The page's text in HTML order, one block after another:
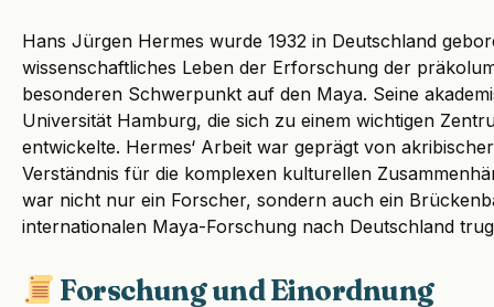
Hans Jürgen Hermes wurde 1932 in Deutschland
wissenschaftliches Leben der Erforschung der
besonderen Schwerpunkt auf den Maya. Seine
Universität Hamburg, die sich zu einem wichtigen
entwickelte. Hermes‘ Arbeit war geprägt von
Verständnis für die komplexen kulturellen
war nicht nur ein Forscher, sondern auch ein
internationalen Maya-Forschung nach Deutschland
Forschung und Einordnung